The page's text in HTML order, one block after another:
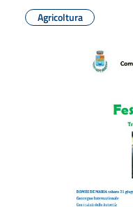
Agricoltura